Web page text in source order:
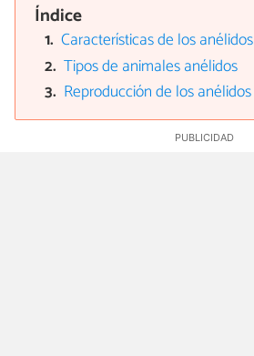
Índice
Características de los anélidos
Tipos de animales anélidos
Reproducción de los anélidos